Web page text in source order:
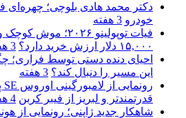
دکتر محمد هادی بلوچی؛ چهره‌ای
خودرو 3 هفته
فیات توپولینو
۱۵,۰۰۰ دلار ارزش خرید دارد؟
3 هفته
احیای دنده دستی توسط فراری؛
این مسیر را دنبال کند؟ 3 هفته
قدرتمندتر و لبریز از فیبر کربن 4 هفته